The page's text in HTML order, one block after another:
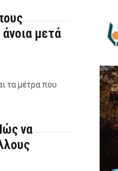
μετά
τα μέτρα που
να